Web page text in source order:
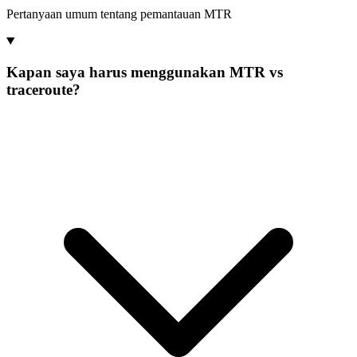
Pertanyaan umum tentang pemantauan MTR
Kapan saya harus menggunakan MTR vs
traceroute?